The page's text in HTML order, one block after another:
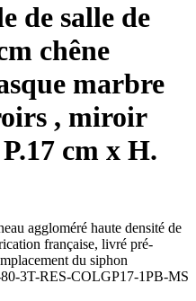
de salle de
chêne
marbre
, miroir
cm x H.
aggloméré haute densité de
française, livré pré-
du siphon
3T-RES-COLGP17-1PB-MS